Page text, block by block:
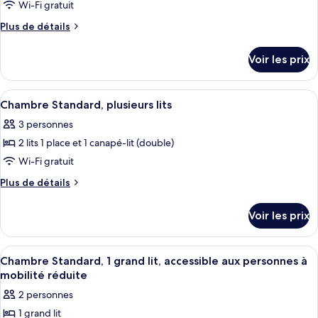
area)
pour
ce
chambre :
Suite,
1
chambre,
vue
golf
(living
area)
Wi-Fi gratuit
Plus de détails
Plus
le
type
de
Suite,
vue
golf
(living
Voir les prix
Afficher
toutes
les
photos
pour
ce
chambre :
Chambre
Standard,
plusieurs
lits
Literie de qualité supérieure,
10
Chambre Standard, plusieurs lits
3 personnes
2 lits 1 place et 1 canapé-lit (double)
Wi-Fi gratuit
Plus de détails
Plus
le
type
de
chambre
Standard,
plusieurs
Voir les prix
Afficher
toutes
photos
Chambre Standard, 1 grand lit,
8
Chambre Standard, 1 grand lit, accessible aux personnes à
mobilité réduite
2 personnes
1 grand lit